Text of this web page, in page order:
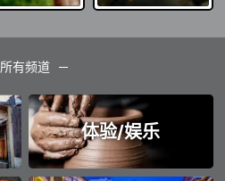
所有频道
体验/娱乐